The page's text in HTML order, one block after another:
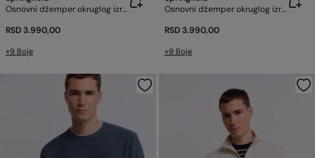
Osnovni džemper okruglog izreza
RSD 3.990,00
+9 Boje
Osnovni džemper okruglog izreza
RSD 3.990,00
+9 Boje